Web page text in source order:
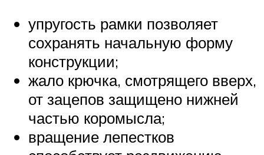
упругость рамки позволяет
сохранять начальную форму
конструкции;
жало крючка, смотрящего вверх,
от зацепов защищено нижней
частью коромысла;
вращение лепестков